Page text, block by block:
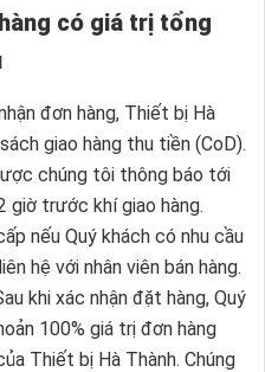
có giá trị tổng
đơn hàng, Thiết bị Hà
giao hàng thu tiền (CoD).
chúng tôi thông báo tới
giờ trước khí giao hàng.
nếu Quý khách có nhu cầu
hệ với nhân viên bán hàng.
khi xác nhận đặt hàng, Quý
100% giá trị đơn hàng
Thiết bị Hà Thành. Chúng